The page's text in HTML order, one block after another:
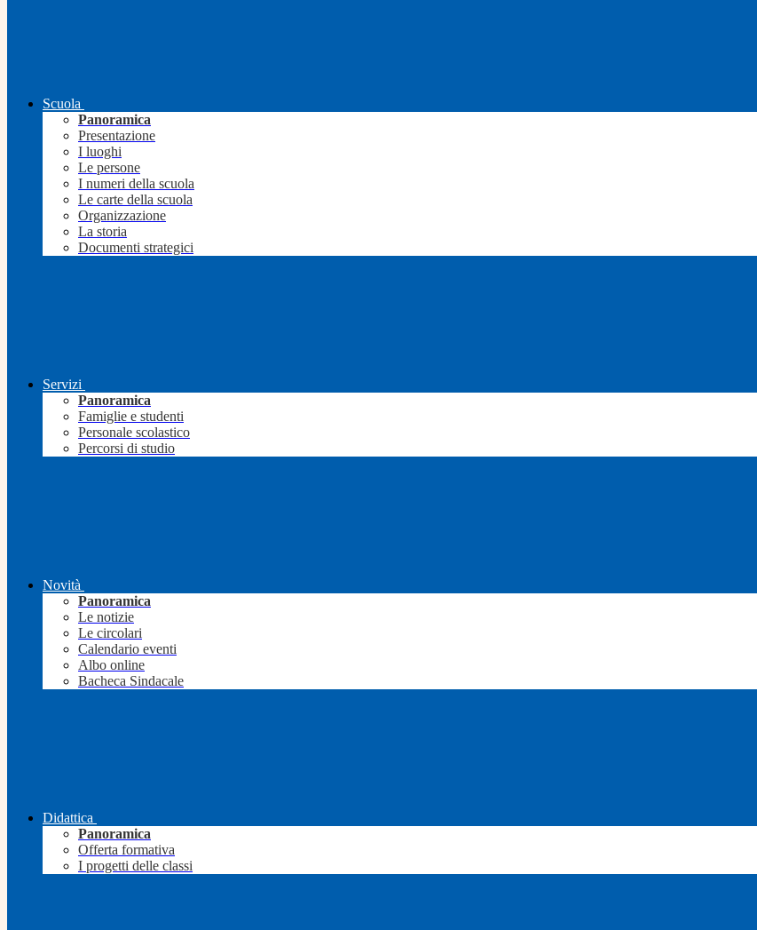
Scuola
Panoramica
Presentazione
I luoghi
Le persone
I numeri della scuola
Le carte della scuola
Organizzazione
La storia
Documenti strategici
Servizi
Panoramica
Famiglie e studenti
Personale scolastico
Percorsi di studio
Novità
Panoramica
Le notizie
Le circolari
Calendario eventi
Albo online
Bacheca Sindacale
Didattica
Panoramica
Offerta formativa
I progetti delle classi